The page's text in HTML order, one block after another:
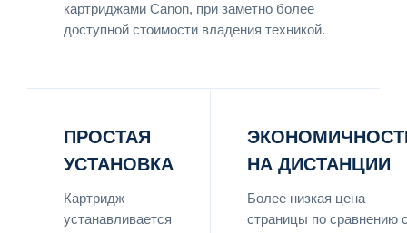
картриджами Canon, при заметно более
доступной стоимости владения техникой.
ПРОСТАЯ
УСТАНОВКА
Картридж
устанавливается
НА ДИСТАНЦИИ
Более низкая цена
страницы по сравнению